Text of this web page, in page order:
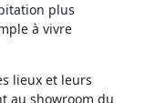
plus
à vivre
lieux et leurs
au showroom du